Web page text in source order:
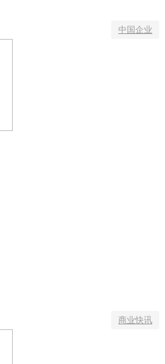
中国企业
商业快讯